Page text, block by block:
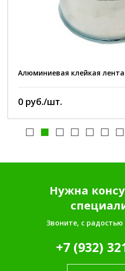
Алюминиевая клейкая
0 руб./шт.
Нужна
Звоните, с
+7 (932)